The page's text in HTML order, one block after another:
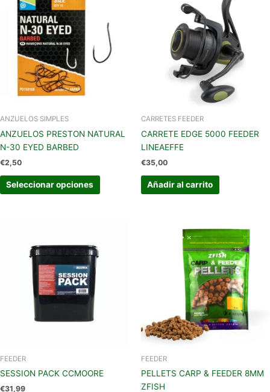
ANZUELOS SIMPLES
ANZUELOS PRESTON NATURAL
N-30 EYED BARBED
€2,50
Seleccionar opciones
múltiples
variantes.
Las
opciones
la
CARRETES FEEDER
CARRETE EDGE 5000 FEEDER
LINEAEFFE
€35,00
Añadir al carrito
FEEDER
SESSION PACK CCMOORE
€31,99
la
FEEDER
PELLETS CARP & FEEDER 8MM
ZFISH
tiene
Las
se
pueden
la